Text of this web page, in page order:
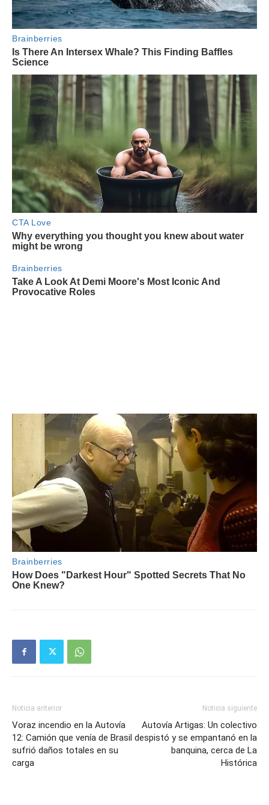
Noticia anterior
Voraz incendio en la Autovía
12: Camión que venía de Brasil
sufrió daños totales en su
carga
Noticia siguiente
Autovía Artigas: Un colectivo
despistó y se empantanó en la
banquina, cerca de La
Histórica